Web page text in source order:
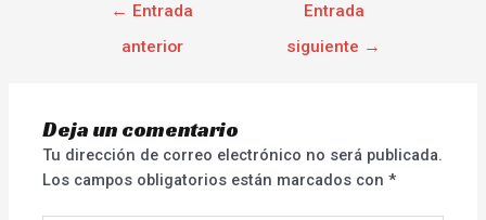
← Entrada
anterior
Entrada
siguiente →
Deja un comentario
Tu dirección de correo electrónico no será publicada.
Los campos obligatorios están marcados con*